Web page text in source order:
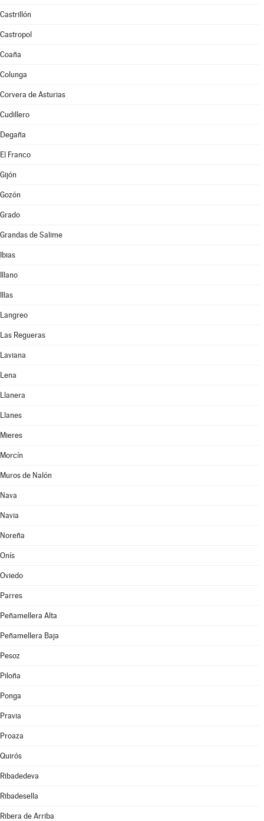
Castrillón
Castropol
Coaña
Colunga
Corvera de Asturias
Cudillero
Degaña
El Franco
Gijón
Gozón
Grado
Grandas de Salime
Ibias
Illano
Illas
Langreo
Las Regueras
Laviana
Lena
Llanera
Llanes
Mieres
Morcín
Muros de Nalón
Nava
Navia
Noreña
Onís
Oviedo
Parres
Peñamellera Alta
Peñamellera Baja
Pesoz
Piloña
Ponga
Pravia
Proaza
Quirós
Ribadedeva
Ribadesella
Ribera de Arriba